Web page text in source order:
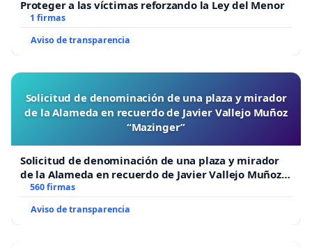
Proteger a las víctimas reforzando la Ley del Menor
1 firmas
Aviso de transparencia
Solicitud de denominación de una plaza y mirador
de la Alameda en recuerdo de Javier Vallejo Muñoz
“Mazinger”
Solicitud de denominación de una plaza y mirador
de la Alameda en recuerdo de Javier Vallejo Muñoz
“Mazinger”
560 firmas
Aviso de transparencia